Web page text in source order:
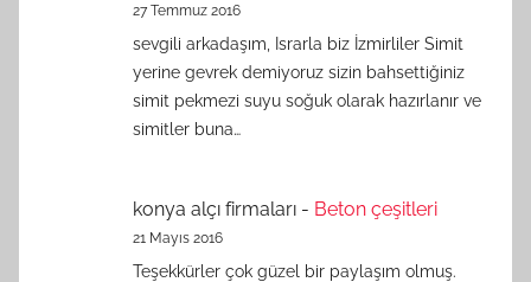
27 Temmuz 2016
sevgili arkadaşım, Israrla biz İzmirliler Simit
yerine gevrek demiyoruz sizin bahsettiğiniz
simit pekmezi suyu soğuk olarak hazırlanır ve
simitler buna…
konya alçı firmaları - Beton çeşitleri
21 Mayıs 2016
Teşekkürler çok güzel bir paylaşım olmuş.